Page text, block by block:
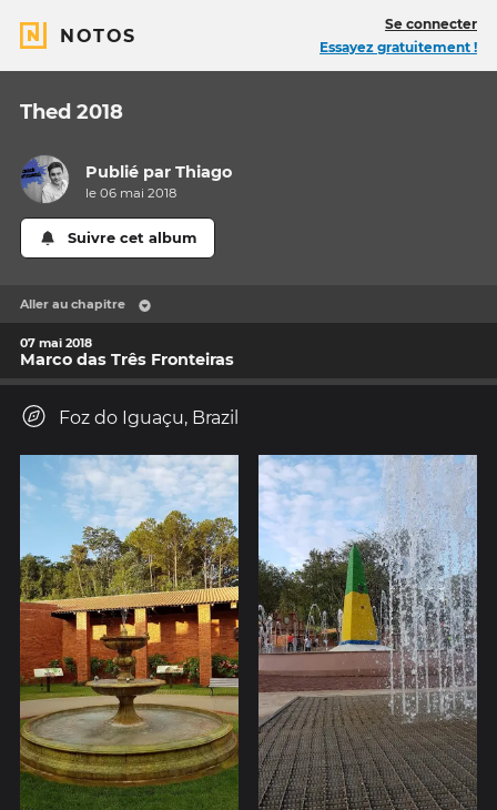
NOTOS
Se connecter
Essayez gratuitement !
Thed 2018
Publié parThiago
le 06 mai 2018
Suivre cet album
Aller au chapitre
07 mai 2018
Marco das Três Fronteiras
Foz do Iguaçu, Brazil